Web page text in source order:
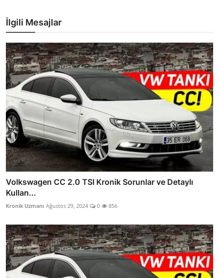
İlgili Mesajlar
Volkswagen CC 2.0 TSI Kronik Sorunlar ve Detaylı
Kullan...
Kronik Uzmanı Ağustos 29, 2024 0 856